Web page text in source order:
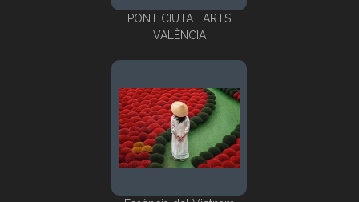
PONT CIUTAT ARTS
VALÈNCIA